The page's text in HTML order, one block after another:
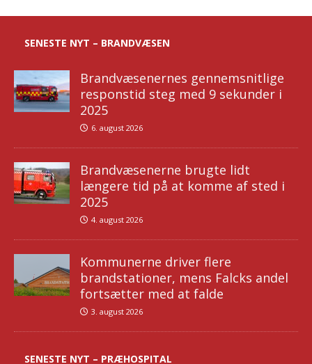
SENESTE NYT – BRANDVÆSEN
Brandvæsenernes gennemsnitlige
responstid steg med 9 sekunder i
2025
6. august 2026
Brandvæsenerne brugte lidt
længere tid på at komme af sted i
2025
4. august 2026
Kommunerne driver flere
brandstationer, mens Falcks andel
fortsætter med at falde
3. august 2026
SENESTE NYT – PRÆHOSPITAL